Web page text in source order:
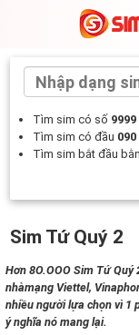
Tìm sim có số 9999
Tìm sim có đầu 090
Tìm sim bắt đầu
Sim Tứ Quý 2
Hơn 8O.OOO Sim Tứ
nhàmạng Viettel,
nhiều người lựa chọn vì 1
ý nghĩa nó mang lại.